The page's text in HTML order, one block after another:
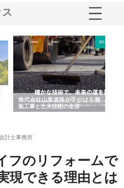
株式会社山形道路が手がける舗
装工事と土木技術の全容
計士事務所
フのリフォームで
現できる理由とは